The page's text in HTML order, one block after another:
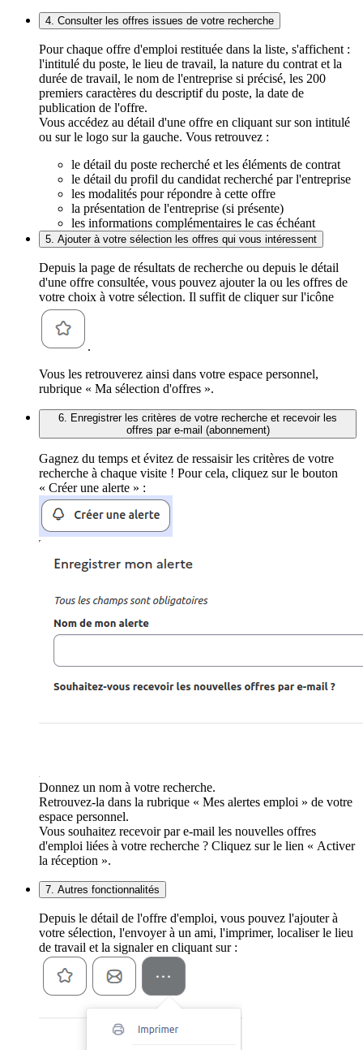
4. Consulter les offres issues de votre recherche
Pour chaque offre d'emploi restituée dans la liste, s'affichent :
l'intitulé du poste, le lieu de travail, la nature du contrat et la
durée de travail, le nom de l'entreprise si précisé, les 200
premiers caractères du descriptif du poste, la date de
publication de l'offre.
Vous accédez au détail d'une offre en cliquant sur son intitulé
ou sur le logo sur la gauche. Vous retrouvez :
le détail du poste recherché et les éléments de contrat
le détail du profil du candidat recherché par l'entreprise
les modalités pour répondre à cette offre
la présentation de l'entreprise (si présente)
les informations complémentaires le cas échéant
5. Ajouter à votre sélection les offres qui vous intéressent
Depuis la page de résultats de recherche ou depuis le détail
d'une offre consultée, vous pouvez ajouter la ou les offres de
votre choix à votre sélection. Il suffit de cliquer sur l'icône
.
Vous les retrouverez ainsi dans votre espace personnel,
rubrique « Ma sélection d'offres ».
6. Enregistrer les critères de votre recherche et recevoir les
offres par e-mail (abonnement)
Gagnez du temps et évitez de ressaisir les critères de votre
recherche à chaque visite ! Pour cela, cliquez sur le bouton
« Créer une alerte » :
Donnez un nom à votre recherche.
Retrouvez-la dans la rubrique « Mes alertes emploi » de votre
espace personnel.
Vous souhaitez recevoir par e-mail les nouvelles offres
d'emploi liées à votre recherche ? Cliquez sur le lien « Activer
la réception ».
7. Autres fonctionnalités
Depuis le détail de l'offre d'emploi, vous pouvez l'ajouter à
votre sélection, l'envoyer à un ami, l'imprimer, localiser le lieu
de travail et la signaler en cliquant sur :